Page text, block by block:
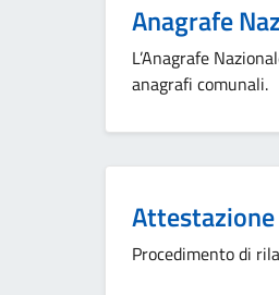
Anagrafe
L’Anagrafe
anagrafi comunali.
Procedimento di